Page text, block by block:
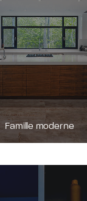
Famille moderne